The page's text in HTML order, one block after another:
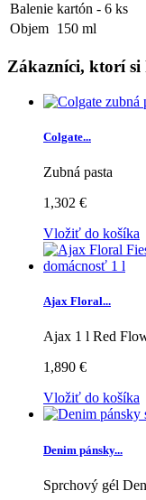
Balenie kartón - 6 ks
Objem 150 ml
Zákazníci, ktorí
Colgate...
Zubná pasta
1,302 €
Vložiť do košíka
Ajax Floral...
Ajax 1 l Red
1,890 €
Vložiť do košíka
Denim pánsky...
Sprchový gél